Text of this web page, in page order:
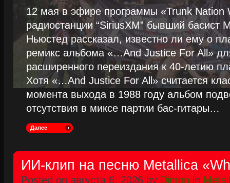
12 мая в эфире программы «Trunk Nation
радиостанции “SiriusXM” бывший басист
Ньюстед рассказал, известно ли ему о
ремикс альбома «…And Justice For All»
расширенного переиздания к 40-летию
Хотя «…And Justice For All» считается
момента выхода в 1988 году альбом
отсутствия в миксе партии бас-гитары…
Далее
ИИ-клип на песню Metallica
Posted on августа 6, 2026 by Dimon in